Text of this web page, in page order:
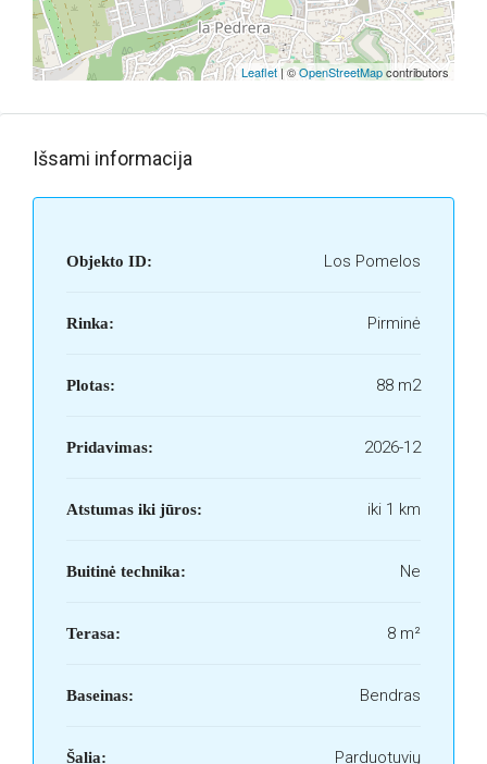
Leaflet| ©OpenStreetMapcontributors
Išsami informacija
Objekto ID: Los Pomelos
Rinka: Pirminė
Plotas: 88 m2
Pridavimas: 2026-12
Atstumas iki jūros: iki 1 km
Buitinė technika: Ne
Terasa: 8 m²
Baseinas: Bendras
Šalia: Parduotuvių